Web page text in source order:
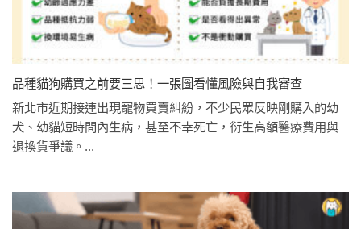
品種貓狗購買之前要三思！一張圖看懂風險與自我審查
新北市近期接連出現寵物買賣糾紛，不少民眾反映剛購入的幼
犬、幼貓短時間內生病，甚至不幸死亡，衍生高額醫療費用與
退換貨爭議。...